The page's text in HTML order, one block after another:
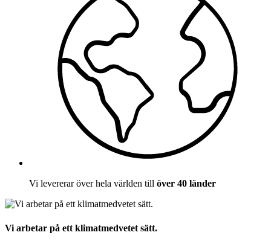
Vi levererar över hela världen till över 40 länder
Vi arbetar på ett klimatmedvetet sätt.